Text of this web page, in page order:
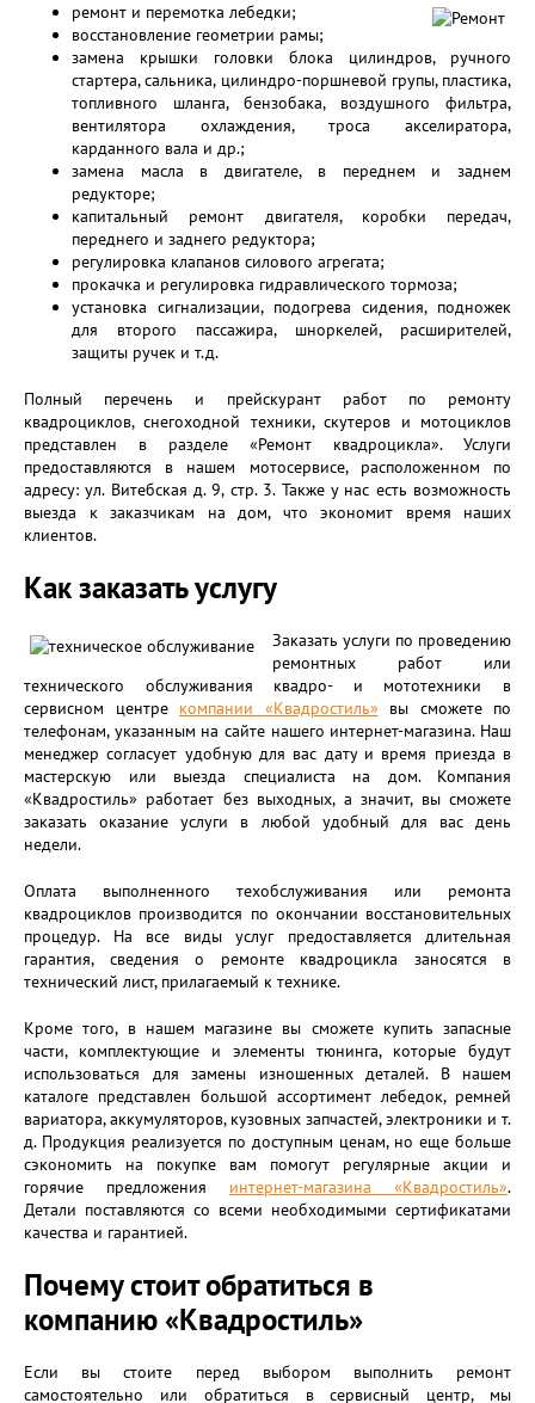
ремонт и перемотка лебедки;
восстановление геометрии рамы;
замена крышки головки блока цилиндров, ручного
стартера, сальника, цилиндро-поршневой групы, пластика,
топливного шланга, бензобака, воздушного фильтра,
вентилятора охлаждения, троса акселиратора,
карданного вала и др.;
замена масла в двигателе, в переднем и заднем
редукторе;
капитальный ремонт двигателя, коробки передач,
переднего и заднего редуктора;
регулировка клапанов силового агрегата;
прокачка и регулировка гидравлического тормоза;
установка сигнализации, подогрева сидения, подножек
для второго пассажира, шноркелей, расширителей,
защиты ручек и т.д.
Полный перечень и прейскурант работ по ремонту
квадроциклов, снегоходной техники, скутеров и мотоциклов
представлен в разделе «Ремонт квадроцикла». Услуги
предоставляются в нашем мотосервисе, расположенном по
адресу: ул. Витебская д. 9, стр. 3. Также у нас есть возможность
выезда к заказчикам на дом, что экономит время наших
клиентов.
Как заказать услугу
Заказать услуги по проведению
ремонтных работ или
технического обслуживания квадро- и мототехники в
сервисном центре компании «Квадростиль» вы сможете по
телефонам, указанным на сайте нашего интернет-магазина. Наш
менеджер согласует удобную для вас дату и время приезда в
мастерскую или выезда специалиста на дом. Компания
«Квадростиль» работает без выходных, а значит, вы сможете
заказать оказание услуги в любой удобный для вас день
недели.
Оплата выполненного техобслуживания или ремонта
квадроциклов производится по окончании восстановительных
процедур. На все виды услуг предоставляется длительная
гарантия, сведения о ремонте квадроцикла заносятся в
технический лист, прилагаемый к технике.
Кроме того, в нашем магазине вы сможете купить запасные
части, комплектующие и элементы тюнинга, которые будут
использоваться для замены изношенных деталей. В нашем
каталоге представлен большой ассортимент лебедок, ремней
вариатора, аккумуляторов, кузовных запчастей, электроники и т.
д. Продукция реализуется по доступным ценам, но еще больше
сэкономить на покупке вам помогут регулярные акции и
горячие предложения интернет-магазина «Квадростиль».
Детали поставляются со всеми необходимыми сертификатами
качества и гарантией.
Почему стоит обратиться в
компанию «Квадростиль»
Если вы стоите перед выбором выполнить ремонт
самостоятельно или обратиться в сервисный центр, мы